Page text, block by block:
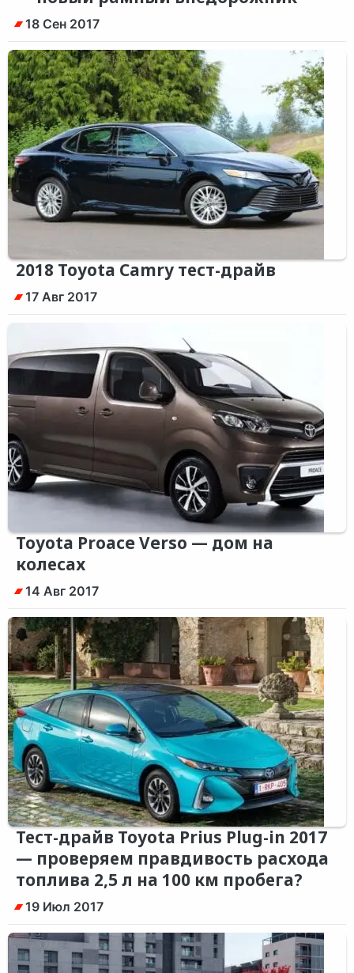
18 Сен 2017
2018 Toyota Camry тест-драйв
17 Авг 2017
Toyota Proace Verso — дом на
колесах
14 Авг 2017
Тест-драйв Toyota Prius Plug-in 2017
— проверяем правдивость расхода
топлива 2,5 л на 100 км пробега?
19 Июл 2017